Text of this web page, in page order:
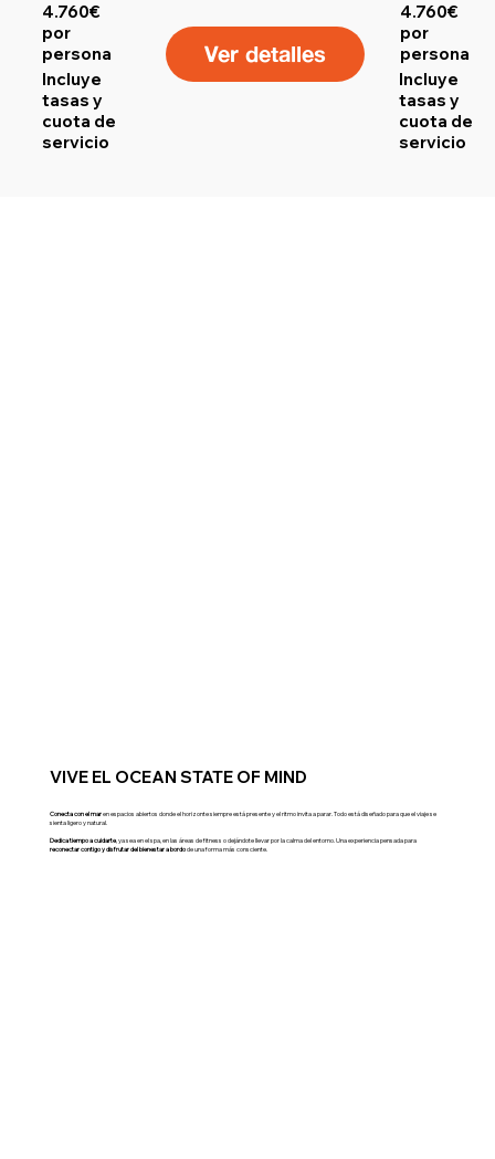
4.760€
por
persona
Incluye
tasas y
cuota de
servicio
Ver detalles
4.760€
por
persona
Incluye
tasas y
cuota de
servicio
VIVE EL OCEAN STATE OF MIND
Conecta con el maren espacios abiertos donde el horizonte siempre está presente y el ritmo invita a parar. Todo está diseñado para que el viaje se
sienta ligero y natural.
Dedica tiempo a cuidarte, ya sea en el spa, en las áreas de fitness o dejándote llevar por la calma del entorno. Una experiencia pensada para
reconectar contigo y disfrutar del bienestar a bordode una forma más consciente.